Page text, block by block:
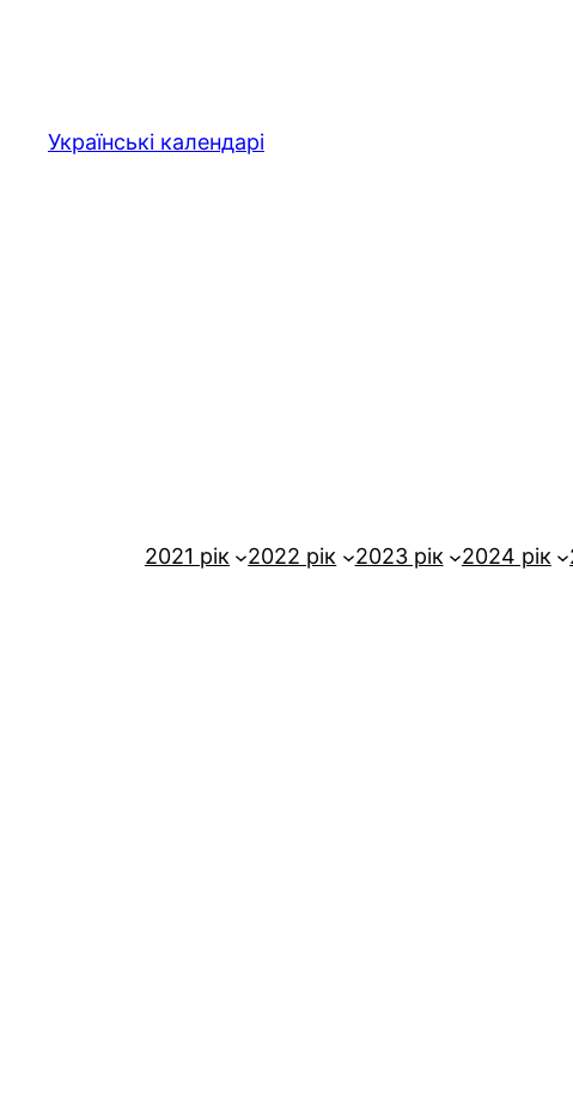
Українські календарі
2021 рік 2022 рік 2023 рік 2024 рік